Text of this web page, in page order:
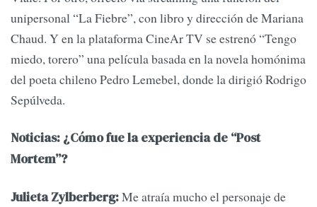
unipersonal “La Fiebre”, con libro y dirección de Mariana
Chaud. Y en la plataforma CineAr TV se estrenó “Tengo
miedo, torero” una película basada en la novela homónima
del poeta chileno Pedro Lemebel, donde la dirigió Rodrigo
Sepúlveda.
Noticias: ¿Cómo fue la experiencia de “Post
Mortem”?
Julieta Zylberberg:Me atraía mucho el personaje de